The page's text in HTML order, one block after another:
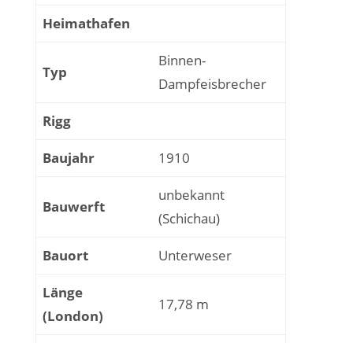
Heimathafen
Typ
Binnen-
Dampfeisbrecher
Rigg
Baujahr 1910
Bauwerft
unbekannt
(Schichau)
Bauort Unterweser
Länge
(London)
17,78 m